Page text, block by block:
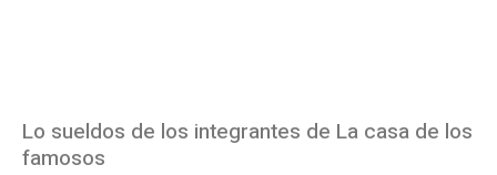
Lo sueldos de los integrantes de La casa de los
famosos